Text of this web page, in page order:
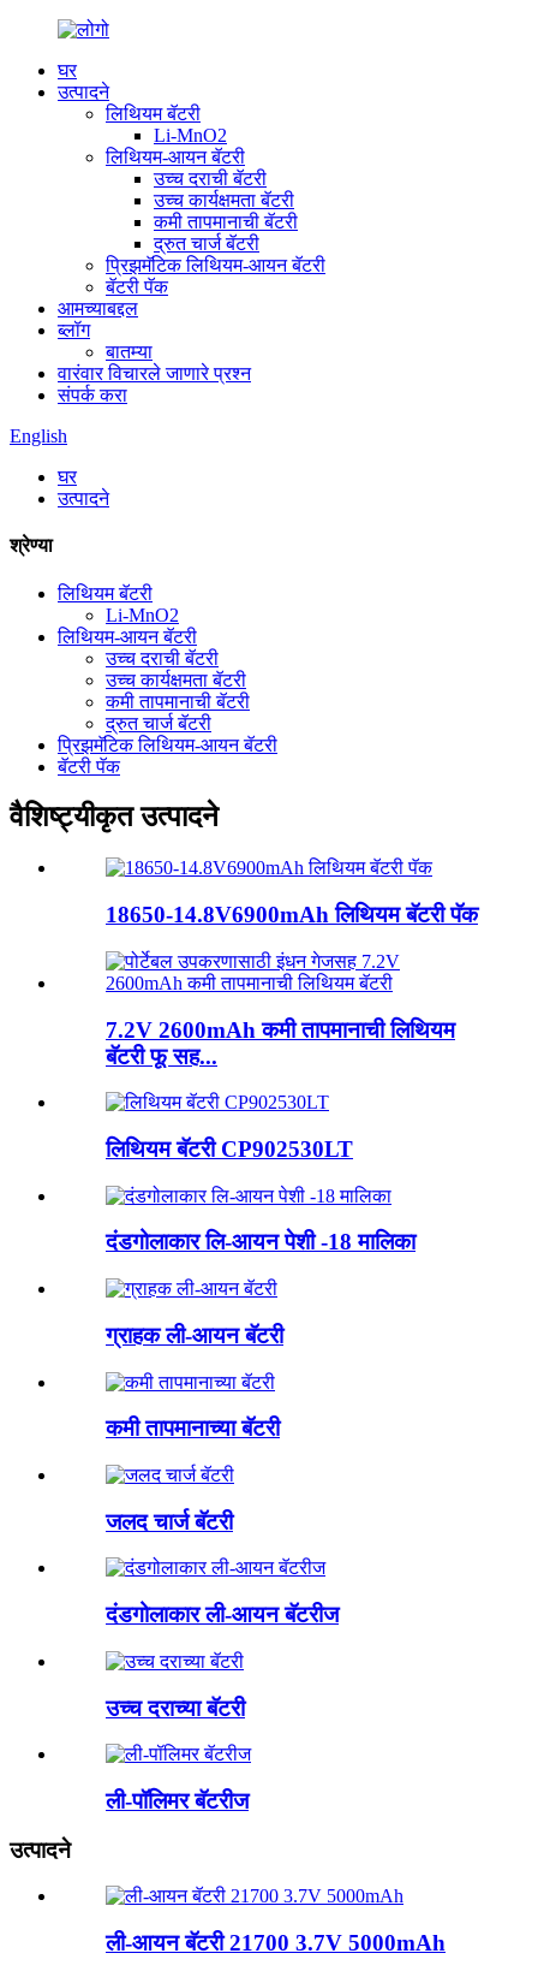
घर
उत्पादने
लिथियम बॅटरी
Li-MnO2
लिथियम-आयन बॅटरी
उच्च दराची बॅटरी
उच्च कार्यक्षमता बॅटरी
कमी तापमानाची बॅटरी
द्रुत चार्ज बॅटरी
प्रिझमॅटिक लिथियम-आयन बॅटरी
बॅटरी पॅक
आमच्याबद्दल
ब्लॉग
बातम्या
वारंवार विचारले जाणारे प्रश्न
संपर्क करा
English
घर
उत्पादने
श्रेण्या
लिथियम बॅटरी
Li-MnO2
लिथियम-आयन बॅटरी
उच्च दराची बॅटरी
उच्च कार्यक्षमता बॅटरी
कमी तापमानाची बॅटरी
द्रुत चार्ज बॅटरी
प्रिझमॅटिक लिथियम-आयन बॅटरी
बॅटरी पॅक
वैशिष्ट्यीकृत उत्पादने
18650-14.8V6900mAh लिथियम बॅटरी पॅक
7.2V 2600mAh कमी तापमानाची लिथियम
बॅटरी फू सह...
लिथियम बॅटरी CP902530LT
दंडगोलाकार लि-आयन पेशी -18 मालिका
ग्राहक ली-आयन बॅटरी
कमी तापमानाच्या बॅटरी
जलद चार्ज बॅटरी
दंडगोलाकार ली-आयन बॅटरीज
उच्च दराच्या बॅटरी
ली-पॉलिमर बॅटरीज
उत्पादने
ली-आयन बॅटरी 21700 3.7V 5000mAh